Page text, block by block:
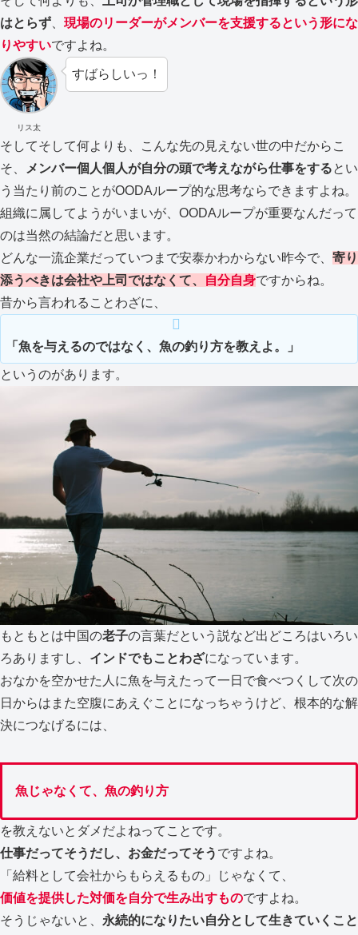
はとらず
現場のリーダーがメンバーを支援するという形にな
りやすいですよね。
リス太
すばらしいっ！
そしてそして何よりも、こんな先の見えない世の中だからこ
そ、
メンバー個人個人が自分の頭で考えながら仕事をするとい
う当たり前のことがOODAループ的な思考ならできますよね。
組織に属してようがいまいが、OODAループが重要なんだって
のは当然の結論だと思います。
どんな一流企業だっていつまで安泰かわからない昨今で、 寄り
添うべきは会社や上司ではなくて、
自分自身ですからね。
昔から言われることわざに、
「魚を与えるのではなく、魚の釣り方を教えよ。」
というのがあります。
もともとは中国の老子の言葉だという説など出どころはいろい
ろありますし、 インドでもことわざになっています。
おなかを空かせた人に魚を与えたって一日で食べつくして次の
日からはまた空腹にあえぐことになっちゃうけど、根本的な解
決につなげるには、
魚じゃなくて、魚の釣り方
を教えないとダメだよねってことです。
仕事だってそうだし、お金だってそう ですよね。
「給料として会社からもらえるもの」じゃなくて、
価値を提供した対価を自分で生み出すものですよね。
そうじゃないと、 永続的になりたい自分として生きていくこと